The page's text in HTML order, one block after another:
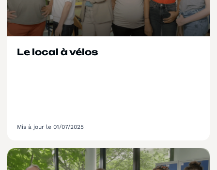
Le local à vélos
Mis à jour le 01/07/2025